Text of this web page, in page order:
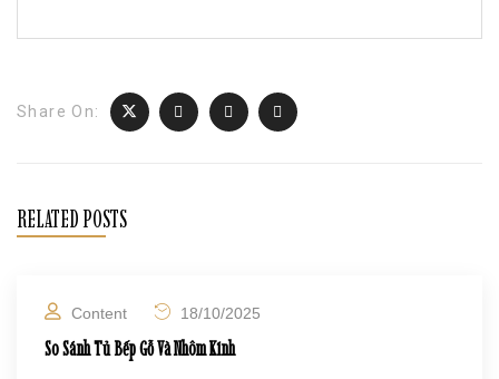
Share On:
RELATED POSTS
Content 18/10/2025
So Sánh Tủ Bếp Gỗ Và Nhôm Kính